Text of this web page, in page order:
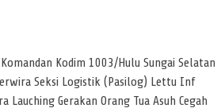
Komandan Kodim 1003/Hulu Sungai Selatan
Seksi Logistik (Pasilog) Lettu Inf
Lauching Gerakan Orang Tua Asuh Cegah